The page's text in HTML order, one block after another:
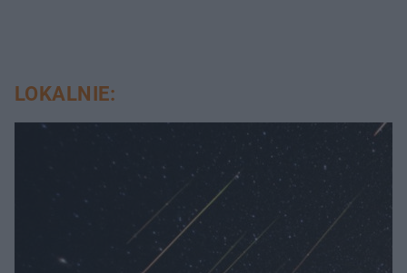
LOKALNIE: